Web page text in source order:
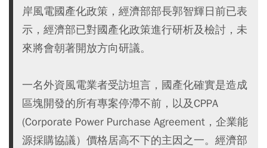
岸風電國產化政策，經濟部部長郭智輝日前已表
示，經濟部已對國產化政策進行研析及檢討，未
來將會朝著開放方向研議。
一名外資風電業者受訪坦言，國產化確實是造成
區塊開發的所有專案停滯不前，以及CPPA
(Corporate Power Purchase Agreement，企業能
源採購協議）價格居高不下的主因之一。經濟部